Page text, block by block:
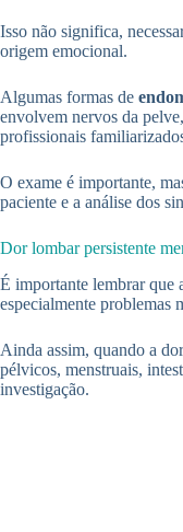
Isso não significa,
origem emocional.
Algumas formas de
envolvem nervos da
profissionais
O exame é importante,
paciente e a análise dos
Dor lombar persistente
É importante lembrar que
especialmente problemas
Ainda assim, quando a
pélvicos, menstruais,
investigação.